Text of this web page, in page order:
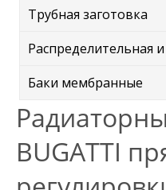
Трубная заготовка
Распределительная
Баки мембранные
BUGATTI